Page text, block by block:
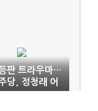
판 트라우마…
당, 정청래 어